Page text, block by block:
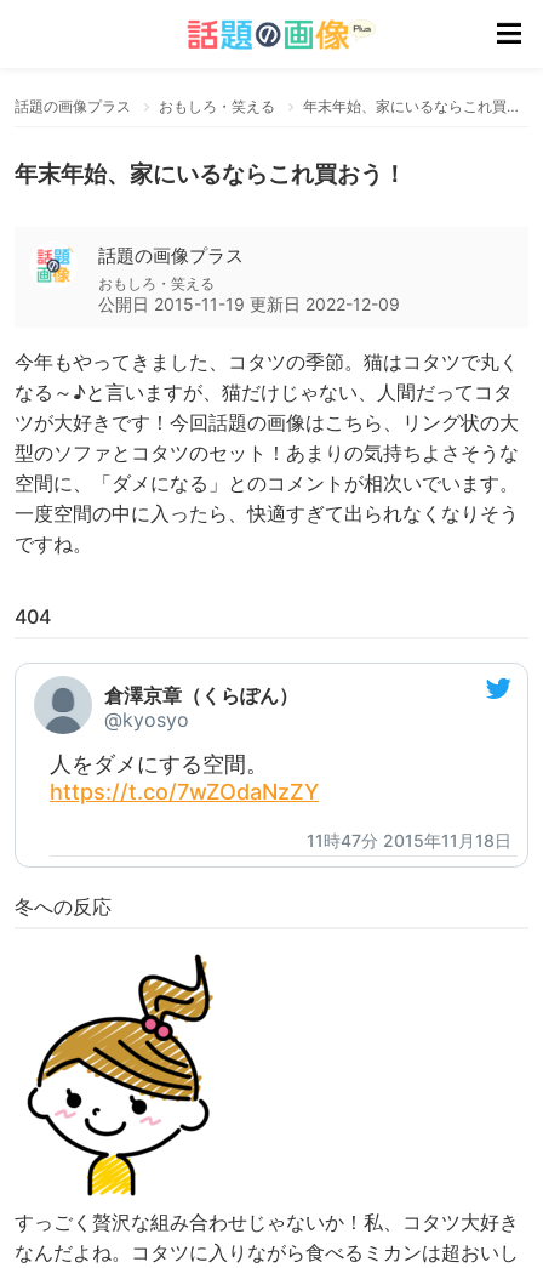
話題の画像プラス おもしろ・笑える 年末年始、家にいるならこれ買おう！
年末年始、家にいるならこれ買おう！
話題の画像プラス
おもしろ・笑える
公開日 2015-11-19 更新日 2022-12-09
今年もやってきました、コタツの季節。猫はコタツで丸く
なる～♪と言いますが、猫だけじゃない、人間だってコタ
ツが大好きです！今回話題の画像はこちら、リング状の大
型のソファとコタツのセット！あまりの気持ちよさそうな
空間に、「ダメになる」とのコメントが相次いでいます。
一度空間の中に入ったら、快適すぎて出られなくなりそう
ですね。
404
倉澤京章（くらぽん）
@kyosyo
人をダメにする空間。
https://t.co/7wZOdaNzZY
11時47分 2015年11月18日
冬への反応
すっごく贅沢な組み合わせじゃないか！私、コタツ大好き
なんだよね。コタツに入りながら食べるミカンは超おいし